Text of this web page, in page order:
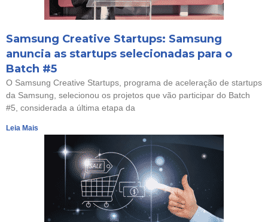
Samsung Creative Startups: Samsung
anuncia as startups selecionadas para o
Batch #5
O Samsung Creative Startups, programa de aceleração de startups
da Samsung, selecionou os projetos que vão participar do Batch
#5, considerada a última etapa da
Leia Mais